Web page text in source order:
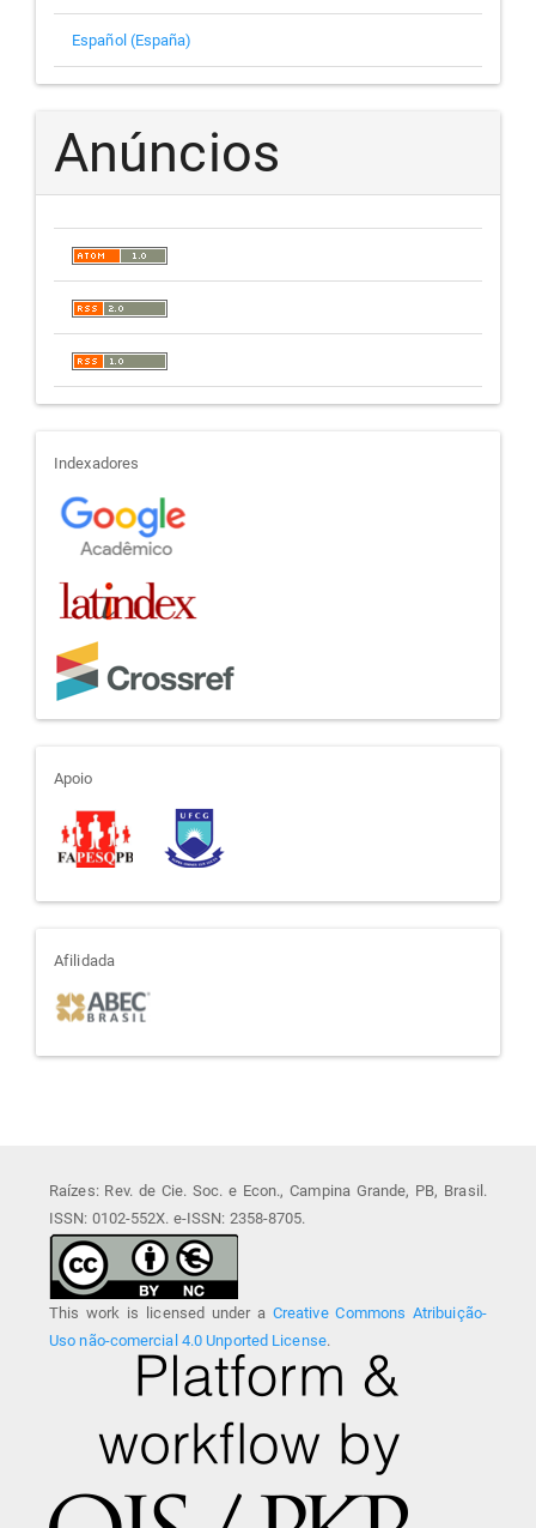
Español (España)
Anúncios
indexadores
Indexadores
apoio
Apoio
afiliada
Afilidada
Raízes: Rev. de Cie. Soc. e Econ., Campina Grande, PB, Brasil.
ISSN: 0102-552X. e-ISSN: 2358-8705.
This work is licensed under a Creative Commons Atribuição-
Uso não-comercial 4.0 Unported License.